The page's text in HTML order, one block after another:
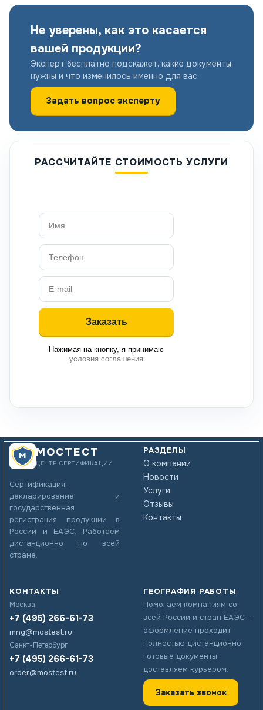
Не уверены, как это касается
вашей продукции?
Эксперт бесплатно подскажет, какие документы
нужны и что изменилось именно для вас.
Задать вопрос эксперту
РАССЧИТАЙТЕ СТОИМОСТЬ УСЛУГИ
Нажимая на кнопку, я принимаю
условия соглашения
МОСТЕСТ
ЦЕНТР СЕРТИФИКАЦИИ
Сертификация,
декларирование и
государственная
регистрация продукции в
России и ЕАЭС. Работаем
дистанционно по всей
стране.
РАЗДЕЛЫ
О компании
Новости
Услуги
Отзывы
Контакты
КОНТАКТЫ
Москва
+7 (495) 266-61-73
mng@mostest.ru
Санкт-Петербург
+7 (495) 266-61-73
order@mostest.ru
ГЕОГРАФИЯ РАБОТЫ
Помогаем компаниям со
всей России и стран ЕАЭС —
оформление проходит
полностью дистанционно,
готовые документы
доставляем курьером.
Заказать звонок